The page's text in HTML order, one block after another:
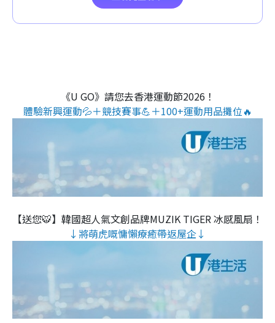
《U GO》請您去香港運動節2026！
體驗新興運動💦＋競技賽事💪＋100+運動用品攤位🔥
【送您🐯】韓國超人氣文創品牌MUZIK TIGER 冰感風扇！
↓將萌虎嘅慵懶療癒帶返屋企↓